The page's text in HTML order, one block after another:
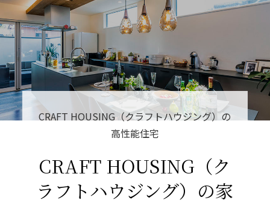
CRAFT HOUSING（クラフトハウジング）の
高性能住宅
CRAFT HOUSING（ク
ラフトハウジング）の家